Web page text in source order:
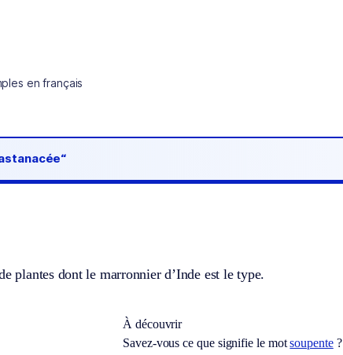
en français
plantes dont le marronnier d’Inde est le type.
À découvrir
Savez-vous ce que signifie le motsoupente?